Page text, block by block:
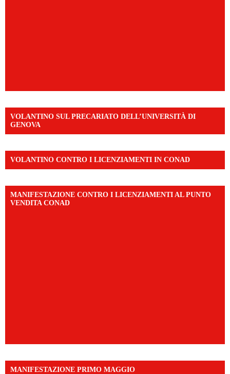
VOLANTINO SUL PRECARIATO DELL’UNIVERSITÀ DI
GENOVA
VOLANTINO CONTRO I LICENZIAMENTI IN CONAD
MANIFESTAZIONE CONTRO I LICENZIAMENTI AL PUNTO
VENDITA CONAD
MANIFESTAZIONE PRIMO MAGGIO